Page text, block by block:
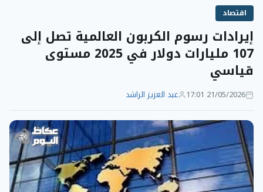
اقتصاد
إيرادات رسوم الكربون العالمية تصل إلى
107 مليارات دولار في 2025 مستوى
قياسي
21/05/2026 17:01 عبد العزيز الراشد